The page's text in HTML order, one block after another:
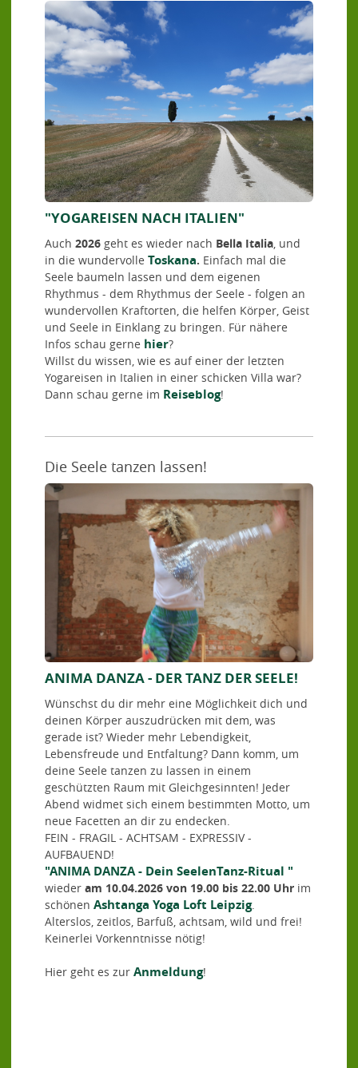
"YOGAREISEN NACH ITALIEN"
Auch 2026 geht es wieder nach Bella Italia, und
in die wundervolle Toskana. Einfach mal die
Seele baumeln lassen und dem eigenen
Rhythmus - dem Rhythmus der Seele - folgen an
wundervollen Kraftorten, die helfen Körper, Geist
und Seele in Einklang zu bringen. Für nähere
Infos schau gerne hier?
Willst du wissen, wie es auf einer der letzten
Yogareisen in Italien in einer schicken Villa war?
Dann schau gerne im Reiseblog!
Die Seele tanzen lassen!
ANIMA DANZA - DER TANZ DER SEELE!
Wünschst du dir mehr eine Möglichkeit dich und
deinen Körper auszudrücken mit dem, was
gerade ist? Wieder mehr Lebendigkeit,
Lebensfreude und Entfaltung? Dann komm, um
deine Seele tanzen zu lassen in einem
geschützten Raum mit Gleichgesinnten! Jeder
Abend widmet sich einem bestimmten Motto, um
neue Facetten an dir zu endecken.
FEIN - FRAGIL - ACHTSAM - EXPRESSIV -
AUFBAUEND!
"ANIMA DANZA - Dein SeelenTanz-Ritual "
wieder am 10.04.2026 von 19.00 bis 22.00 Uhr im
schönen Ashtanga Yoga Loft Leipzig.
Alterslos, zeitlos, Barfuß, achtsam, wild und frei!
Keinerlei Vorkenntnisse nötig!
Hier geht es zur Anmeldung!